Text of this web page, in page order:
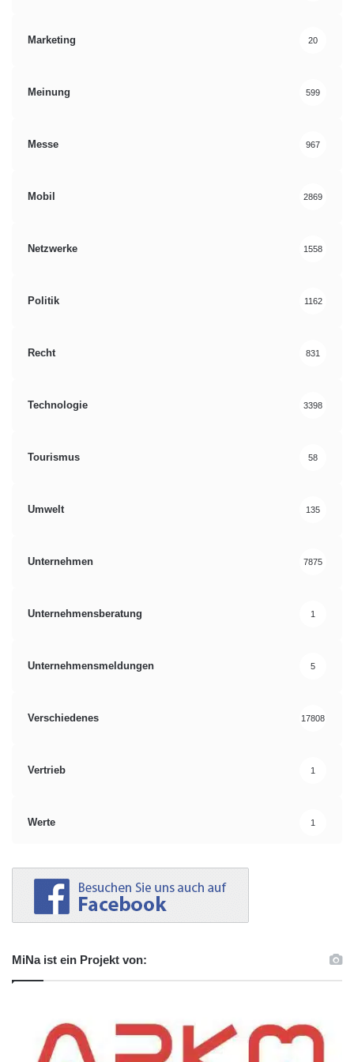
Marketing 20
Meinung 599
Messe 967
Mobil 2869
Netzwerke 1558
Politik 1162
Recht 831
Technologie 3398
Tourismus 58
Umwelt 135
Unternehmen 7875
Unternehmensberatung 1
Unternehmensmeldungen 5
Verschiedenes 17808
Vertrieb 1
Werte 1
MiNa ist ein Projekt von: